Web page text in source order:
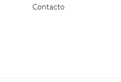
Contacto